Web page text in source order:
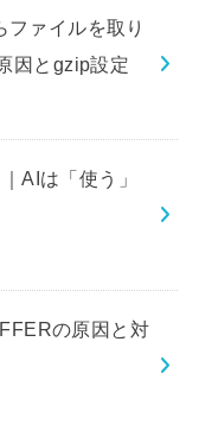
ァイルを取り
因とgzip設定
AIは「使う」
の原因と対